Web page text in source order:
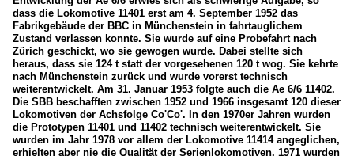
dass die Lokomotive 11401 erst am 4. September 1952 das
Fabrikgebäude der BBC in Münchenstein in fahrtauglichem
Zustand verlassen konnte. Sie wurde auf eine Probefahrt nach
Zürich geschickt, wo sie gewogen wurde. Dabei stellte sich
heraus, dass sie 124 t statt der vorgesehenen 120 t wog. Sie kehrte
nach Münchenstein zurück und wurde vorerst technisch
weiterentwickelt. Am 31. Januar 1953 folgte auch die Ae 6/6 11402.
Die SBB beschafften zwischen 1952 und 1966 insgesamt 120 dieser
Lokomotiven der Achsfolge Co'Co'. In den 1970er Jahren wurden
die Prototypen 11401 und 11402 technisch weiterentwickelt. Sie
wurden im Jahr 1978 vor allem der Lokomotive 11414 angeglichen,
erhielten aber nie die Qualität der Serienlokomotiven. 1971 wurden